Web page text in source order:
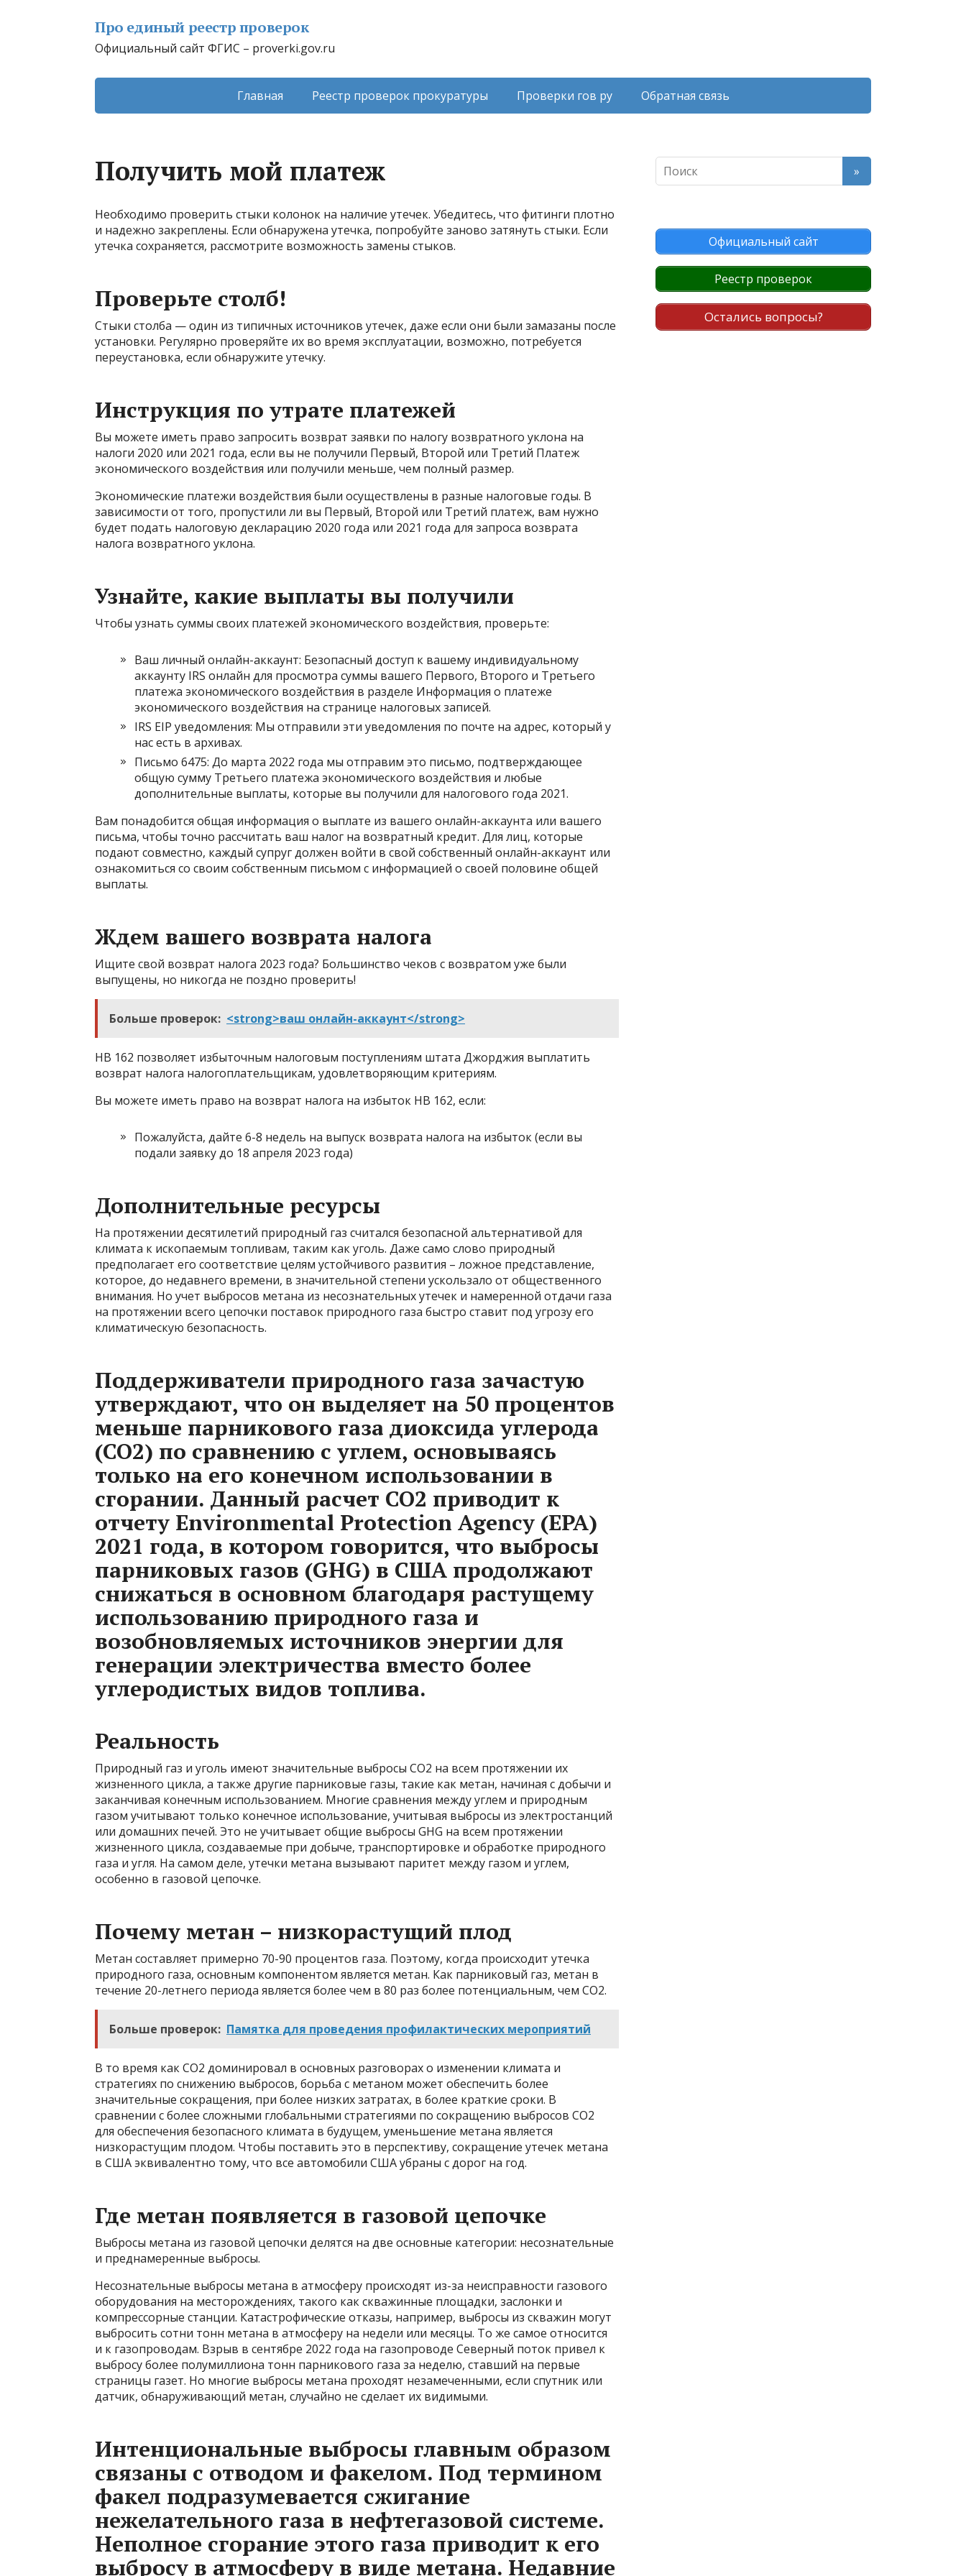
Про единый реестр проверок
Официальный сайт ФГИС – proverki.gov.ru
Главная Реестр проверок прокуратуры Проверки гов ру Обратная связь
Получить мой платеж
Необходимо проверить стыки колонок на наличие утечек. Убедитесь, что фитинги плотно
и надежно закреплены. Если обнаружена утечка, попробуйте заново затянуть стыки. Если
утечка сохраняется, рассмотрите возможность замены стыков.
Проверьте столб!
Стыки столба — один из типичных источников утечек, даже если они были замазаны после
установки. Регулярно проверяйте их во время эксплуатации, возможно, потребуется
переустановка, если обнаружите утечку.
Инструкция по утрате платежей
Вы можете иметь право запросить возврат заявки по налогу возвратного уклона на
налоги 2020 или 2021 года, если вы не получили Первый, Второй или Третий Платеж
экономического воздействия или получили меньше, чем полный размер.
Экономические платежи воздействия были осуществлены в разные налоговые годы. В
зависимости от того, пропустили ли вы Первый, Второй или Третий платеж, вам нужно
будет подать налоговую декларацию 2020 года или 2021 года для запроса возврата
налога возвратного уклона.
Узнайте, какие выплаты вы получили
Чтобы узнать суммы своих платежей экономического воздействия, проверьте:
Ваш личный онлайн-аккаунт: Безопасный доступ к вашему индивидуальному
аккаунту IRS онлайн для просмотра суммы вашего Первого, Второго и Третьего
платежа экономического воздействия в разделе Информация о платеже
экономического воздействия на странице налоговых записей.
IRS EIP уведомления: Мы отправили эти уведомления по почте на адрес, который у
нас есть в архивах.
Письмо 6475: До марта 2022 года мы отправим это письмо, подтверждающее
общую сумму Третьего платежа экономического воздействия и любые
дополнительные выплаты, которые вы получили для налогового года 2021.
Вам понадобится общая информация о выплате из вашего онлайн-аккаунта или вашего
письма, чтобы точно рассчитать ваш налог на возвратный кредит. Для лиц, которые
подают совместно, каждый супруг должен войти в свой собственный онлайн-аккаунт или
ознакомиться со своим собственным письмом с информацией о своей половине общей
выплаты.
Ждем вашего возврата налога
Ищите свой возврат налога 2023 года? Большинство чеков с возвратом уже были
выпущены, но никогда не поздно проверить!
Больше проверок: <strong>ваш онлайн-аккаунт</strong>
HB 162 позволяет избыточным налоговым поступлениям штата Джорджия выплатить
возврат налога налогоплательщикам, удовлетворяющим критериям.
Вы можете иметь право на возврат налога на избыток HB 162, если:
Пожалуйста, дайте 6-8 недель на выпуск возврата налога на избыток (если вы
подали заявку до 18 апреля 2023 года)
Дополнительные ресурсы
На протяжении десятилетий природный газ считался безопасной альтернативой для
климата к ископаемым топливам, таким как уголь. Даже само слово природный
предполагает его соответствие целям устойчивого развития – ложное представление,
которое, до недавнего времени, в значительной степени ускользало от общественного
внимания. Но учет выбросов метана из несознательных утечек и намеренной отдачи газа
на протяжении всего цепочки поставок природного газа быстро ставит под угрозу его
климатическую безопасность.
Поддерживатели природного газа зачастую
утверждают, что он выделяет на 50 процентов
меньше парникового газа диоксида углерода
(CO2) по сравнению с углем, основываясь
только на его конечном использовании в
сгорании. Данный расчет CO2 приводит к
отчету Environmental Protection Agency (EPA)
2021 года, в котором говорится, что выбросы
парниковых газов (GHG) в США продолжают
снижаться в основном благодаря растущему
использованию природного газа и
возобновляемых источников энергии для
генерации электричества вместо более
углеродистых видов топлива.
Реальность
Природный газ и уголь имеют значительные выбросы CO2 на всем протяжении их
жизненного цикла, а также другие парниковые газы, такие как метан, начиная с добычи и
заканчивая конечным использованием. Многие сравнения между углем и природным
газом учитывают только конечное использование, учитывая выбросы из электростанций
или домашних печей. Это не учитывает общие выбросы GHG на всем протяжении
жизненного цикла, создаваемые при добыче, транспортировке и обработке природного
газа и угля. На самом деле, утечки метана вызывают паритет между газом и углем,
особенно в газовой цепочке.
Почему метан – низкорастущий плод
Метан составляет примерно 70-90 процентов газа. Поэтому, когда происходит утечка
природного газа, основным компонентом является метан. Как парниковый газ, метан в
течение 20-летнего периода является более чем в 80 раз более потенциальным, чем СО2.
Больше проверок: Памятка для проведения профилактических мероприятий
В то время как CO2 доминировал в основных разговорах о изменении климата и
стратегиях по снижению выбросов, борьба с метаном может обеспечить более
значительные сокращения, при более низких затратах, в более краткие сроки. В
сравнении с более сложными глобальными стратегиями по сокращению выбросов CO2
для обеспечения безопасного климата в будущем, уменьшение метана является
низкорастущим плодом. Чтобы поставить это в перспективу, сокращение утечек метана
в США эквивалентно тому, что все автомобили США убраны с дорог на год.
Где метан появляется в газовой цепочке
Выбросы метана из газовой цепочки делятся на две основные категории: несознательные
и преднамеренные выбросы.
Несознательные выбросы метана в атмосферу происходят из-за неисправности газового
оборудования на месторождениях, такого как скважинные площадки, заслонки и
компрессорные станции. Катастрофические отказы, например, выбросы из скважин могут
выбросить сотни тонн метана в атмосферу на недели или месяцы. То же самое относится
и к газопроводам. Взрыв в сентябре 2022 года на газопроводе Северный поток привел к
выбросу более полумиллиона тонн парникового газа за неделю, ставший на первые
страницы газет. Но многие выбросы метана проходят незамеченными, если спутник или
датчик, обнаруживающий метан, случайно не сделает их видимыми.
Интенциональные выбросы главным образом
связаны с отводом и факелом. Под термином
факел подразумевается сжигание
нежелательного газа в нефтегазовой системе.
Неполное сгорание этого газа приводит к его
выбросу в атмосферу в виде метана. Недавние
Официальный сайт
Реестр проверок
Остались вопросы?